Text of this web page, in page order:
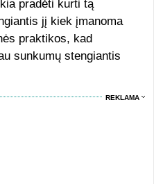
pradėti kurti tą
jį kiek įmanoma
praktikos, kad
sunkumų stengiantis
REKLAMA